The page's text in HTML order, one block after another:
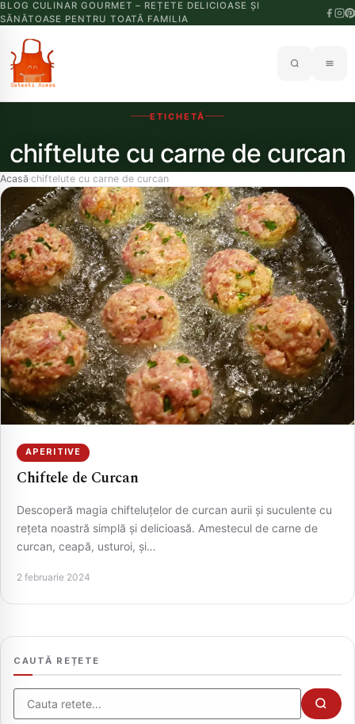
BLOG CULINAR GOURMET – REȚETE DELICIOASE ȘI
SĂNĂTOASE PENTRU TOATĂ FAMILIA
ETICHETĂ
chiftelute cu carne de curcan
Acasă›chiftelute cu carne de curcan
APERITIVE
Chiftele de Curcan
Descoperă magia chifteluțelor de curcan aurii și suculente cu
rețeta noastră simplă și delicioasă. Amestecul de carne de
curcan, ceapă, usturoi, și…
2 februarie 2024
CAUTĂ REȚETE
Cauta